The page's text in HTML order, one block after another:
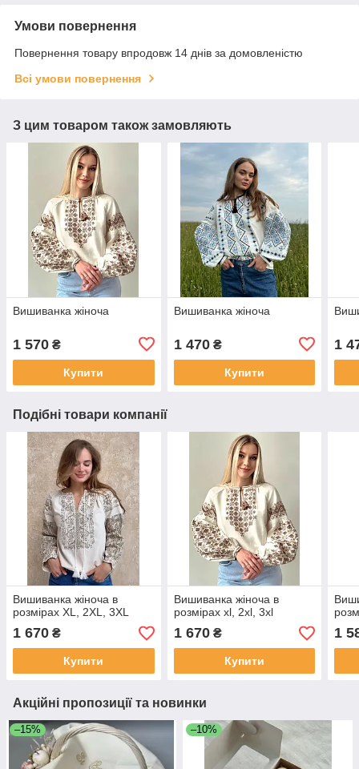
Умови повернення
Повернення товару впродовж 14 днів за домовленістю
Всі умови повернення
З цим товаром також замовляють
Вишиванка жіноча
1 570 ₴
Купити
Вишиванка жіноча
1 470₴
Купити
1
Подібні товари компанії
Вишиванка жіноча в
розмірах XL, 2XL, 3XL
1 670 ₴
Купити
Вишиванка жіноча в
розмірах xl, 2xl, 3xl
1 670₴
Купити
1
Акційні пропозиції та новинки
–15% –10%